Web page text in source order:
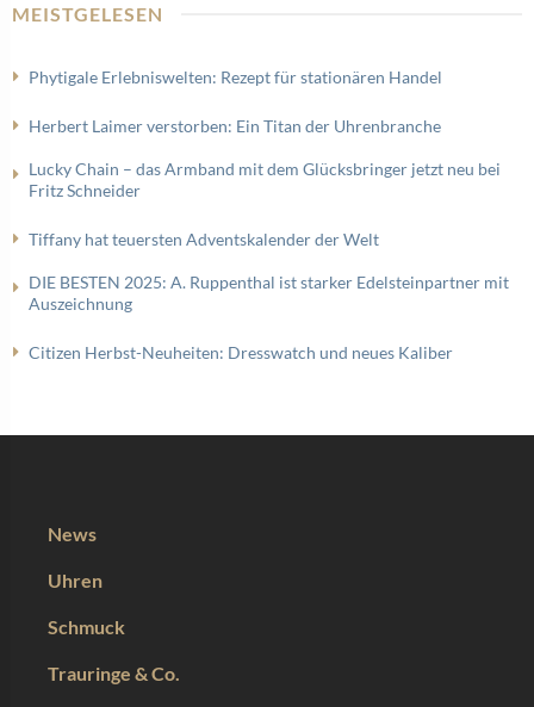
MEISTGELESEN
Phytigale Erlebniswelten: Rezept für stationären Handel
Herbert Laimer verstorben: Ein Titan der Uhrenbranche
Lucky Chain – das Armband mit dem Glücksbringer jetzt neu bei
Fritz Schneider
Tiffany hat teuersten Adventskalender der Welt
DIE BESTEN 2025: A. Ruppenthal ist starker Edelsteinpartner mit
Auszeichnung
Citizen Herbst-Neuheiten: Dresswatch und neues Kaliber
News
Uhren
Schmuck
Trauringe & Co.